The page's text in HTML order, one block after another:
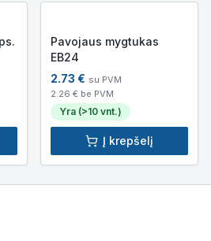
Pavojaus mygtukas
EB24
2.73 € su PVM
2.26 € be PVM
Yra (>10 vnt.)
Į krepšelį